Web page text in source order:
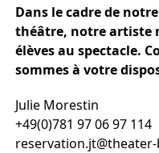
Dans le cadre de
théâtre, notre artiste
élèves au spectacle.
sommes à votre
Julie Morestin
+49(0)781 97 06 97 114